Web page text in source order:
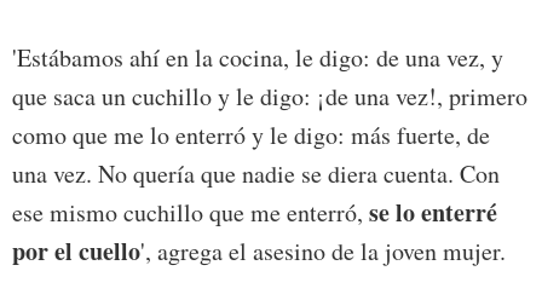
'Estábamos ahí en la cocina, le digo: de una vez, y
que saca un cuchillo y le digo: ¡de una vez!, primero
como que me lo enterró y le digo: más fuerte, de
una vez. No quería que nadie se diera cuenta. Con
ese mismo cuchillo que me enterró, se lo enterré
por el cuello', agrega el asesino de la joven mujer.